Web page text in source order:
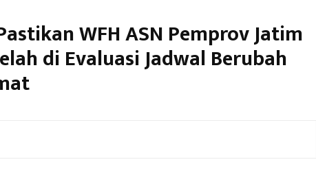
WFH ASN Pemprov Jatim
di Evaluasi Jadwal Berubah